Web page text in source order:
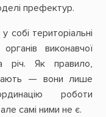
префектур.
собі територіальні
виконавчої
Як правило,
— вони лише
роботи
самі ними не є.